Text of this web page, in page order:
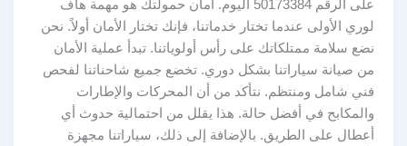
على الرقم 50173384 اليوم. أمان حمولتك هو مهمة هاف
لوري الأولى عندما تختار خدماتنا، فإنك تختار الأمان أولاً. نحن
نضع سلامة ممتلكاتك على رأس أولوياتنا. تبدأ عملية الأمان
من صيانة سياراتنا بشكل دوري. تخضع جميع شاحناتنا لفحص
فني شامل ومنتظم. نتأكد من أن المحركات والإطارات
والمكابح في أفضل حالة. هذا يقلل من احتمالية حدوث أي
أعطال على الطريق. بالإضافة إلى ذلك، سياراتنا مجهزة